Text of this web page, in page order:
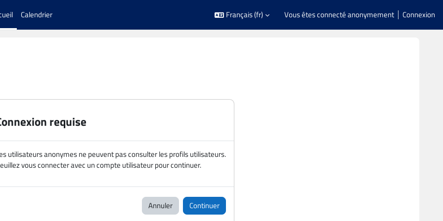
Calendrier Français ‎(fr)‎ Vous êtes connecté anonymement Connexion
requise
utilisateurs anonymes ne peuvent pas consulter les profils utilisateurs.
vous connecter avec un compte utilisateur pour continuer.
Annuler Continuer